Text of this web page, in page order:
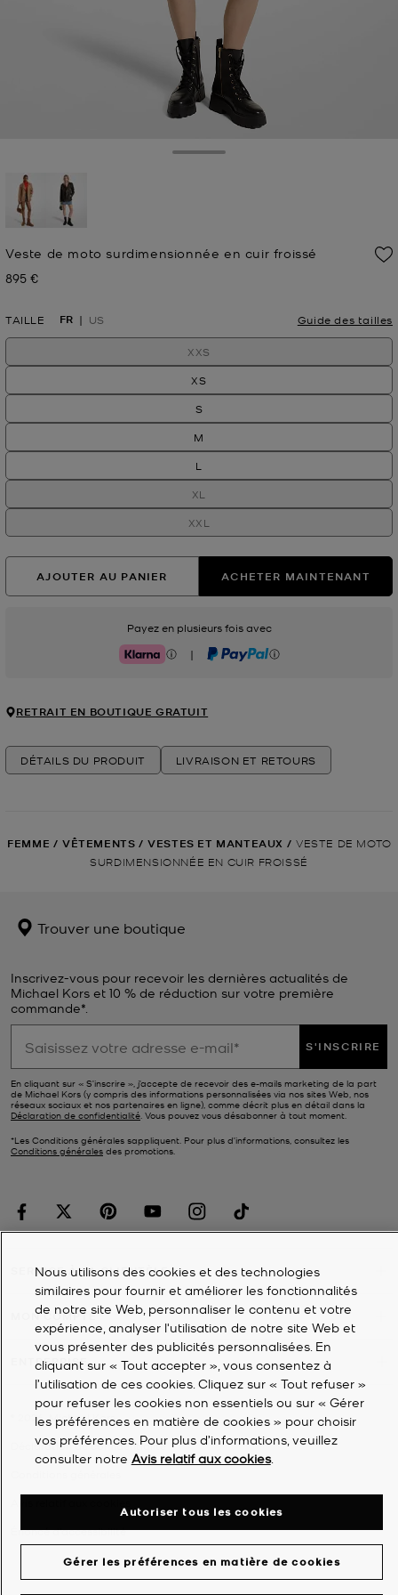
Veste de moto surdimensionnée en cuir froissé
Prix actuel
895 €
TAILLE FR US Guide des tailles
XXS
XS
S
M
L
XL
XXL
AJOUTER AU PANIER ACHETER MAINTENANT
Payez en plusieurs fois avec
Klarna | PayPal
RETRAIT EN BOUTIQUE GRATUIT
DÉTAILS DU PRODUIT LIVRAISON ET RETOURS
FEMME / VÊTEMENTS / VESTES ET MANTEAUX / VESTE DE MOTO
SURDIMENSIONNÉE EN CUIR FROISSÉ
Trouver une boutique
Inscrivez-vous pour recevoir les dernières actualités de
Michael Kors et 10 % de réduction sur votre première
commande*.
S'INSCRIRE
En cliquant sur « S’inscrire », j’accepte de recevoir des e-mails marketing de la part
de Michael Kors (y compris des informations personnalisées via nos sites Web, nos
réseaux sociaux et nos partenaires en ligne), comme décrit plus en détail dans la
Déclaration de confidentialité. Vous pouvez vous désabonner à tout moment.
*Les Conditions générales sappliquent. Pour plus d’informations, consultez les
Conditions générales des promotions.
SERVICE À LA CLIENTÈLE
MON COMPTE
ENTREPRISE
2026Michael Kors
Déclaration de confidentialité
Énoncé d'accessibilité
Nous utilisons des cookies et des technologies
similaires pour fournir et améliorer les fonctionnalités
de notre site Web, personnaliser le contenu et votre
expérience, analyser l'utilisation de notre site Web et
vous présenter des publicités personnalisées. En
cliquant sur « Tout accepter », vous consentez à
l’utilisation de ces cookies. Cliquez sur « Tout refuser »
pour refuser les cookies non essentiels ou sur « Gérer
les préférences en matière de cookies » pour choisir
vos préférences. Pour plus d’informations, veuillez
consulter notre Avis relatif aux cookies.
Gérer les préférences en matière de cookies
Autoriser tous les cookies